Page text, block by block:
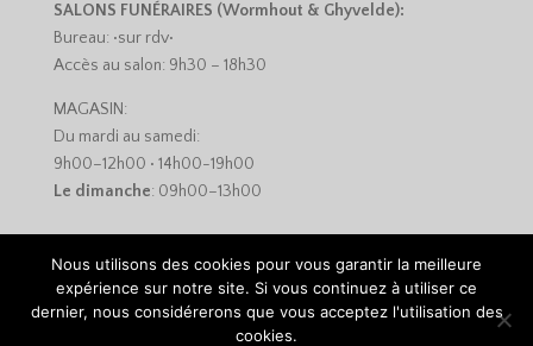
SALONS FUNÉRAIRES (Wormhout & Ghyvelde):
Bureau: •sur rdv•
Accès au salon: 9h30 – 18h30
MAGASIN:
Du mardi au samedi:
9h00–12h00 • 14h00-19h00
Le dimanche: 09h00–13h00
Nous utilisons des cookies pour vous garantir la meilleure
expérience sur notre site. Si vous continuez à utiliser ce
dernier, nous considérerons que vous acceptez l'utilisation des
cookies.